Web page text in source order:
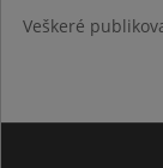
Veškeré